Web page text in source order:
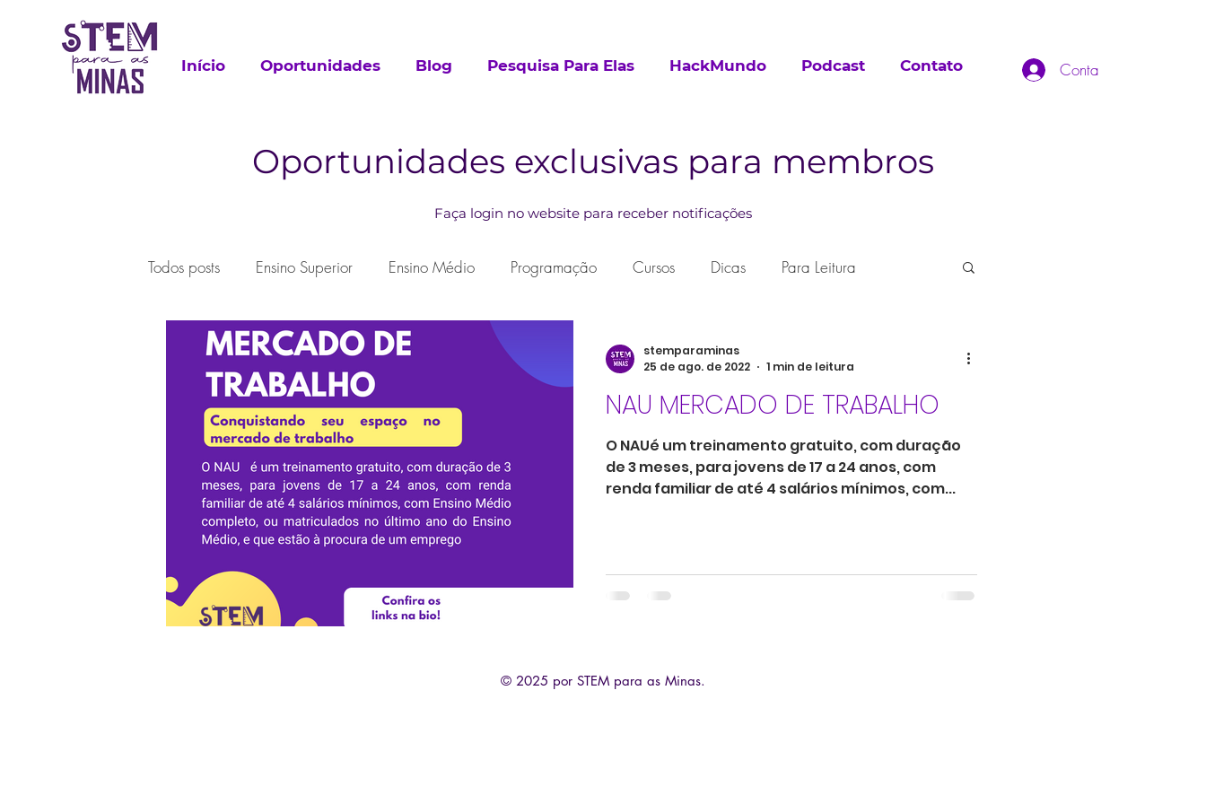
Início Oportunidades Blog Pesquisa Para Elas HackMundo Podcast Contato Conta
Oportunidades exclusivas para membros
Faça login no website para receber notificações
Todos posts Ensino Superior Ensino Médio Programação Cursos Dicas Para Leitura
Trabalho Pesquisa Extracurricular
NAU MERCADO DE TRABALHO
O NAUé um treinamento gratuito, com duração
de 3 meses, para jovens de 17 a 24 anos, com
renda familiar de até 4 salários mínimos, com...
stemparaminas
25 de ago. de 2022
1 min de leitura
© 2025 por STEM para as Minas.